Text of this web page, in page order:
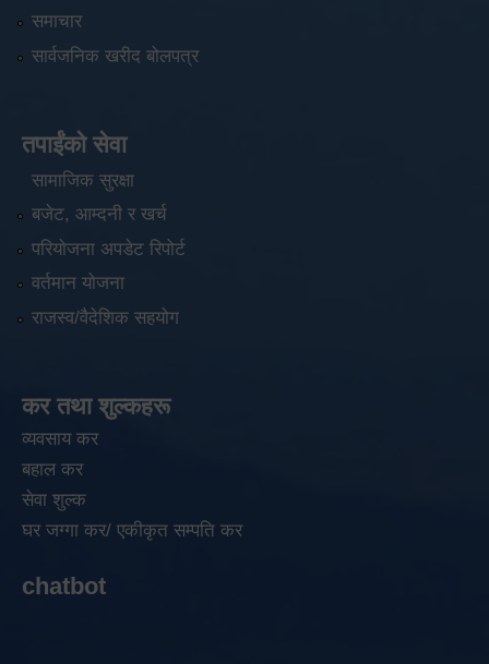
समाचार
सार्वजनिक खरीद बोलपत्र
तपाईंको सेवा
सामाजिक सुरक्षा
बजेट, आम्दनी र खर्च
परियोजना अपडेट रिपोर्ट
वर्तमान योजना
राजस्व/वैदेशिक सहयोग
कर तथा शुल्कहरू
व्यवसाय कर
बहाल कर
सेवा शुल्क
घर जग्गा कर/ एकीकृत सम्पति कर
chatbot